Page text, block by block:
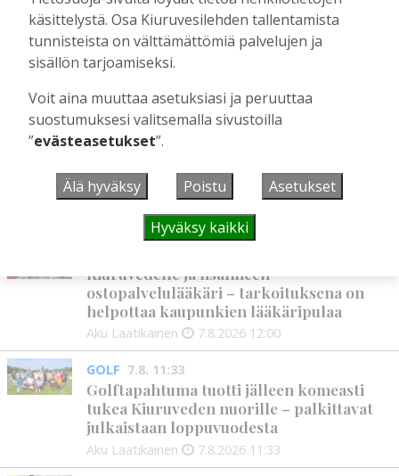
kantakirjaan?
Tilaajille
Toimitus 4.7.2026 08:00
UUSIMMAT
MIELIPIDE 7.8. 12:26
Terveisiä eduskuntaan
Vilho Ruotsalainen 7.8.2026
Kiuruvedelle ja Iisalmeen
ostopalvelulääkäri – tarkoituksena on
helpottaa kaupunkien lääkäripulaa
Aku Laatikainen 7.8.2026 12:00
GOLF 7.8. 11:33
Golftapahtuma tuotti jälleen komeasti
tukea Kiuruveden nuorille – palkittavat
julkaistaan loppuvuodesta
Aku Laatikainen 7.8.2026 11:33
käsittelystä. Osa Kiuruvesilehden tallentamista
tunnisteista on välttämättömiä palvelujen ja
sisällön tarjoamiseksi.
Voit aina muuttaa asetuksiasi ja peruuttaa
suostumuksesi valitsemalla sivustoilla
”evästeasetukset”.
Älä hyväksy Poistu Asetukset
Hyväksy kaikki